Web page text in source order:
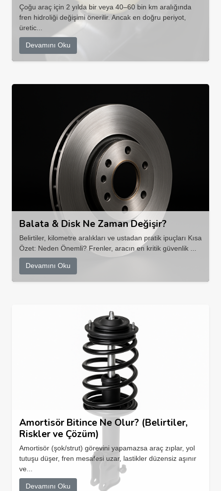
Çoğu araç için 2 yılda bir veya 40–60 bin km aralığında
fren hidroliği değişimi önerilir. Ancak en doğru periyot,
üretic...
Devamını Oku
Balata & Disk Ne Zaman Değişir?
Belirtiler, kilometre aralıkları ve ustadan pratik ipuçları Kısa
Özet: Neden Önemli? Frenler, aracın en kritik güvenlik ...
Devamını Oku
Amortisör Bitince Ne Olur? (Belirtiler,
Riskler ve Çözüm)
Amortisör (şok/strut) görevini yapamazsa araç zıplar, yol
tutuşu düşer, fren mesafesi uzar, lastikler düzensiz aşınır
ve...
Devamını Oku